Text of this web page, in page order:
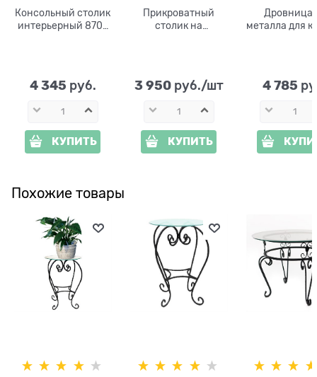
Консольный столик
интерьерный 870-
4 345 руб.
КУПИТЬ
Прикроватный
столик на
3 950 руб./шт
КУПИТЬ
Дровница
металла для
4 785
Похожие товары